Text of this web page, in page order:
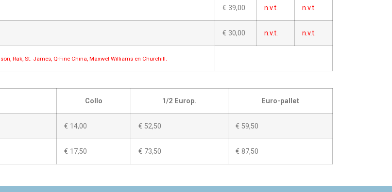
€ 39,00 n.v.t. n.v.t.
€ 30,00 n.v.t. n.v.t.
Rak, St. James, Q-Fine China, Maxwel Williams en Churchill.
Collo 1/2 Europ. Euro-pallet
€ 14,00 € 52,50 € 59,50
€ 17,50 € 73,50 € 87,50